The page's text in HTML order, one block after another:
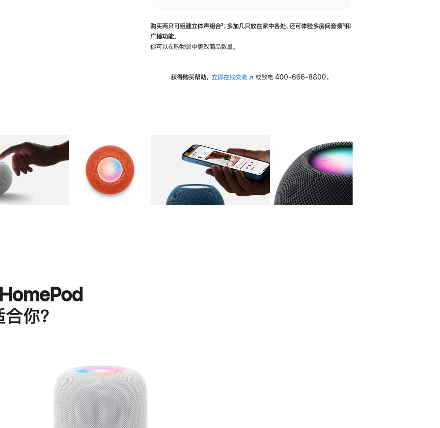
购买两只可组建立体声组合脚
²；多加几只放在家中各处，还可体验多‍房‍间音频脚
³和
广播功能。
你可以在购物袋中更改商品数量。
获得购买帮助， 立即在线交流(在 或致电 400-666-8800。
图库 图像 图库 图像 图库 图像 4 图库 图像 5
你？
进
一
步
了
解
HomePod<